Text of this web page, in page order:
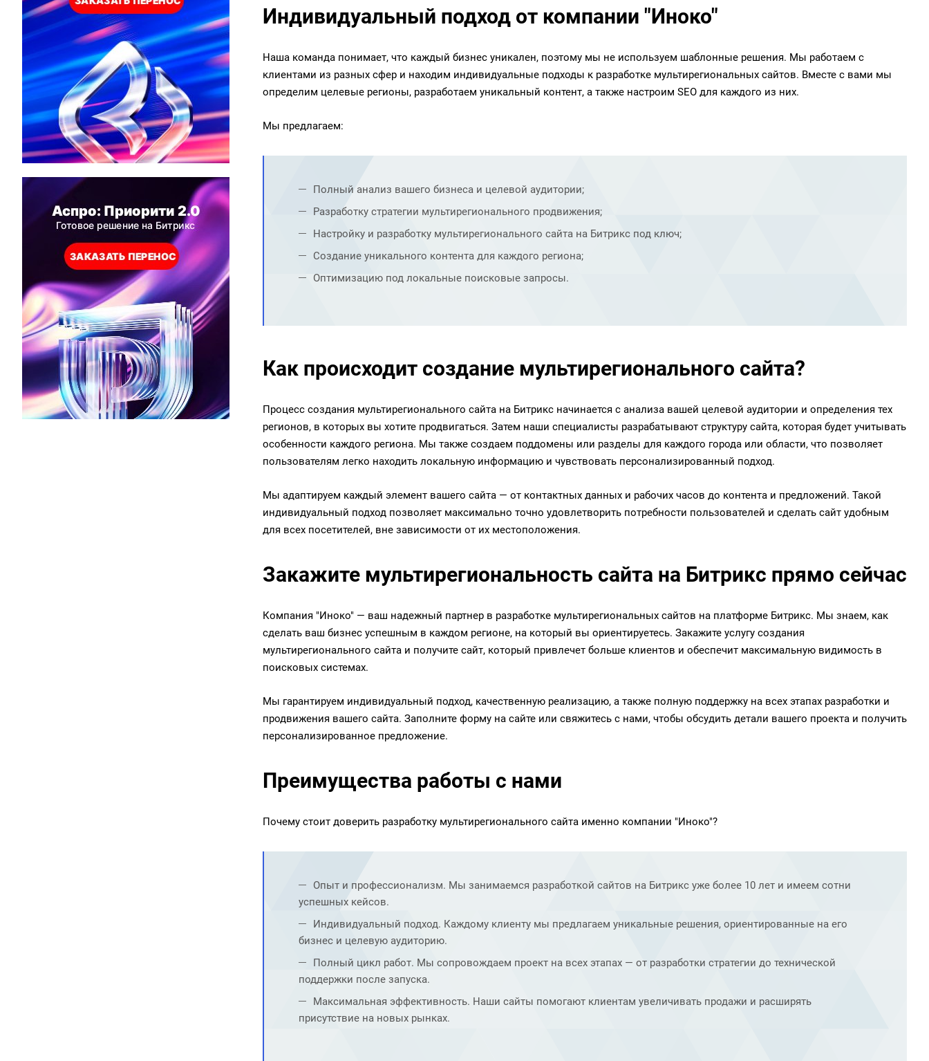
Индивидуальный подход от компании "Иноко"
Наша команда понимает, что каждый бизнес уникален, поэтому мы не используем шаблонные решения. Мы работаем с
клиентами из разных сфер и находим индивидуальные подходы к разработке мультирегиональных сайтов. Вместе с вами мы
определим целевые регионы, разработаем уникальный контент, а также настроим SEO для каждого из них.
Мы предлагаем:
Полный анализ вашего бизнеса и целевой аудитории;
Разработку стратегии мультирегионального продвижения;
Настройку и разработку мультирегионального сайта на Битрикс под ключ;
Создание уникального контента для каждого региона;
Оптимизацию под локальные поисковые запросы.
Как происходит создание мультирегионального сайта?
Процесс создания мультирегионального сайта на Битрикс начинается с анализа вашей целевой аудитории и определения тех
регионов, в которых вы хотите продвигаться. Затем наши специалисты разрабатывают структуру сайта, которая будет учитывать
особенности каждого региона. Мы также создаем поддомены или разделы для каждого города или области, что позволяет
пользователям легко находить локальную информацию и чувствовать персонализированный подход.
Мы адаптируем каждый элемент вашего сайта — от контактных данных и рабочих часов до контента и предложений. Такой
индивидуальный подход позволяет максимально точно удовлетворить потребности пользователей и сделать сайт удобным
для всех посетителей, вне зависимости от их местоположения.
Закажите мультирегиональность сайта на Битрикс прямо сейчас
Компания "Иноко" — ваш надежный партнер в разработке мультирегиональных сайтов на платформе Битрикс. Мы знаем, как
сделать ваш бизнес успешным в каждом регионе, на который вы ориентируетесь. Закажите услугу создания
мультирегионального сайта и получите сайт, который привлечет больше клиентов и обеспечит максимальную видимость в
поисковых системах.
Мы гарантируем индивидуальный подход, качественную реализацию, а также полную поддержку на всех этапах разработки и
продвижения вашего сайта. Заполните форму на сайте или свяжитесь с нами, чтобы обсудить детали вашего проекта и получить
персонализированное предложение.
Преимущества работы с нами
Почему стоит доверить разработку мультирегионального сайта именно компании "Иноко"?
Опыт и профессионализм. Мы занимаемся разработкой сайтов на Битрикс уже более 10 лет и имеем сотни
успешных кейсов.
Индивидуальный подход. Каждому клиенту мы предлагаем уникальные решения, ориентированные на его
бизнес и целевую аудиторию.
Полный цикл работ. Мы сопровождаем проект на всех этапах — от разработки стратегии до технической
поддержки после запуска.
Максимальная эффективность. Наши сайты помогают клиентам увеличивать продажи и расширять
присутствие на новых рынках.